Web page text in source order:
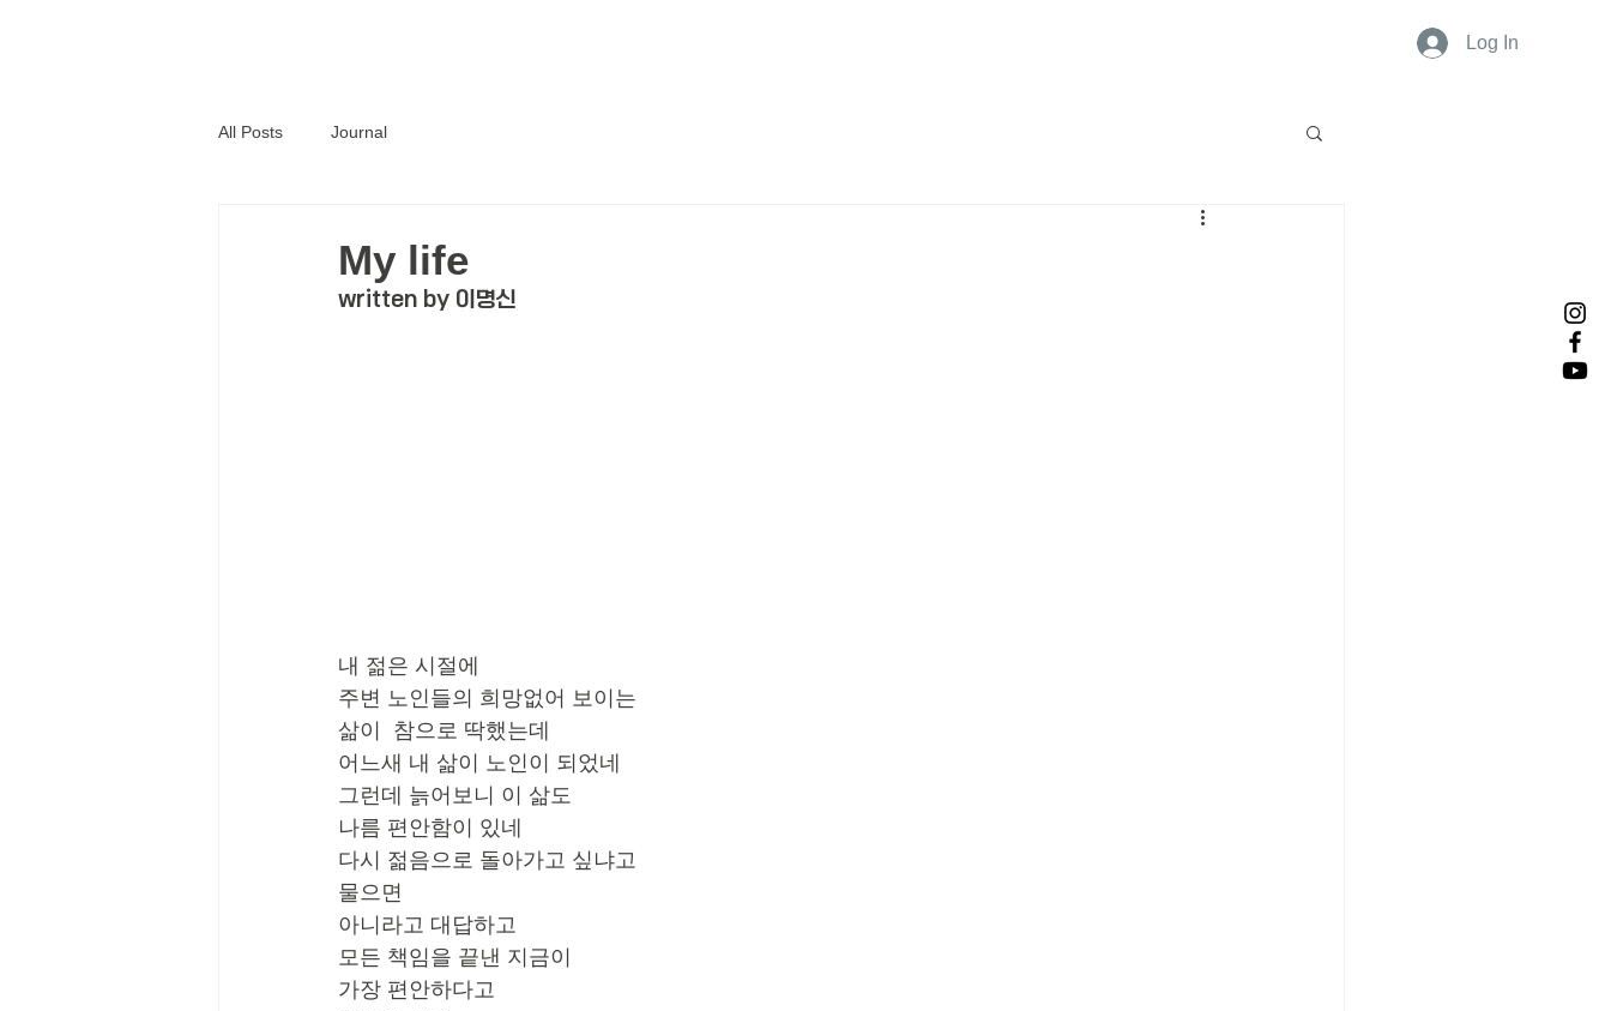
Log In
All Posts Journal
My life
written by 이명신
내 젊은 시절에
주변 노인들의 희망없어 보이는
삶이  참으로 딱했는데
어느새 내 삶이 노인이 되었네
그런데 늙어보니 이 삶도
나름 편안함이 있네
다시 젊음으로 돌아가고 싶냐고
물으면
아니라고 대답하고
모든 책임을 끝낸 지금이
가장 편안하다고